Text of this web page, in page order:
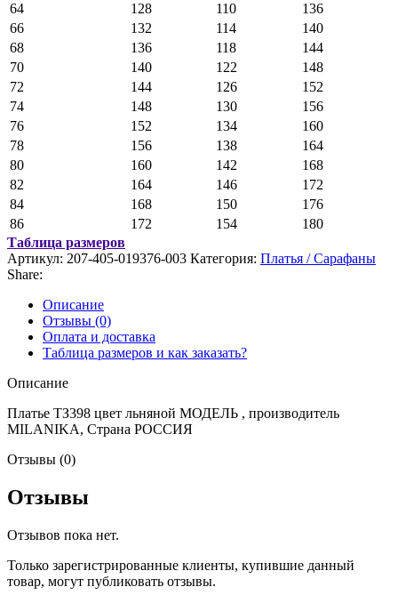
64
128 110
136
66
132 114
140
68
136 118
144
70
140 122
148
72
144 126
152
74
148 130
156
76
152 134
160
78
156 138
164
80
160 142
168
82
164 146
172
84
168 150
176
86
172 154
180
Таблица размеров
Артикул: 207-405-019376-003 Категория: Платья / Сарафаны
Share:
Описание
Отзывы (0)
Оплата и доставка
Таблица размеров и как заказать?
Описание
Платье ТЗ398 цвет льняной МОДЕЛЬ , производитель
MILANIKA, Страна РОССИЯ
Отзывы (0)
Отзывы
Отзывов пока нет.
Только зарегистрированные клиенты, купившие данный
товар, могут публиковать отзывы.